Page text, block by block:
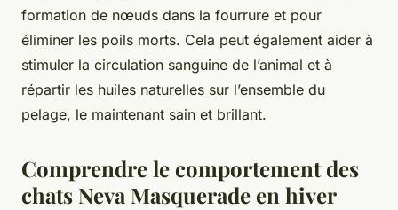
formation de nœuds dans la fourrure et pour
éliminer les poils morts. Cela peut également aider à
stimuler la circulation sanguine de l’animal et à
répartir les huiles naturelles sur l’ensemble du
pelage, le maintenant sain et brillant.
Comprendre le comportement des
chats Neva Masquerade en hiver